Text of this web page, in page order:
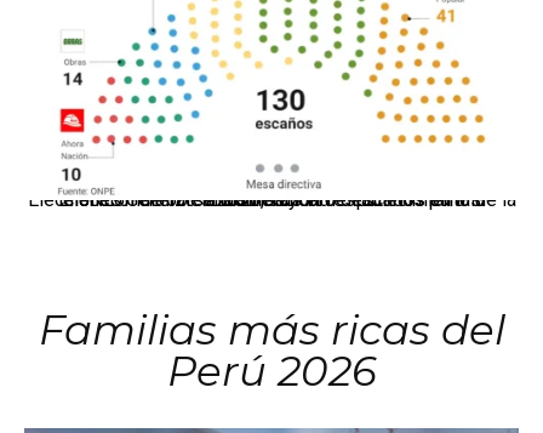
El JNE oficializó la distribución de escaños para la elección de 60 senadores y 130 diputados en las Elecciones Generales 2026, tras el restablecimiento de la Bicameralidad.
Familias más ricas del
Perú 2026